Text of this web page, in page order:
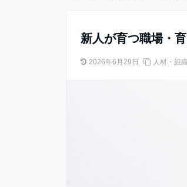
新人が育つ職場・
2026年6月29日 人材・組